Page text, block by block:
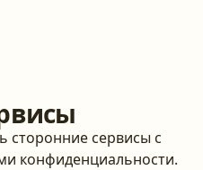
сторонние сервисы с
конфиденциальности.